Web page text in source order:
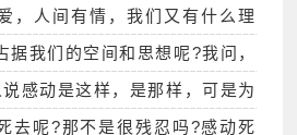
，人间有情，我们又有什么理
据我们的空间和思想呢?我问，
感动是这样，是那样，可是为
去呢?那不是很残忍吗?感动死